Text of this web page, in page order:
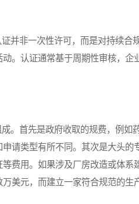
非一次性许可，而是对持续合
。认证通常基于周期性审核，企
首先是政府收取的规费，例如
请类型有所不同。其次是大头的
费用。如果涉及厂房改造或体系
美元，而建立一家符合规范的生